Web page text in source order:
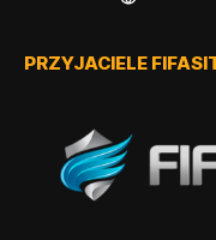
PRZYJACIELE